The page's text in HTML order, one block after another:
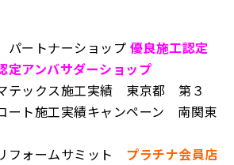
パートナーショップ 優良施工認定
定アンバサダーショップ
マテックス施工実績 東京都 第３
ート施工実績キャンペーン 南関東
フォームサミット プラチナ会員店